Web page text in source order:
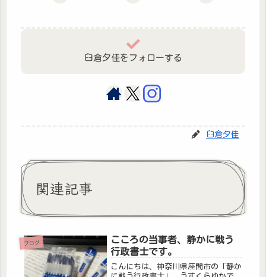
臼倉夕佳をフォローする
臼倉夕佳
関連記事
ブログ
こころの当事者、静かに戦う
行政書士です。
こんにちは、神奈川県座間市の「静か